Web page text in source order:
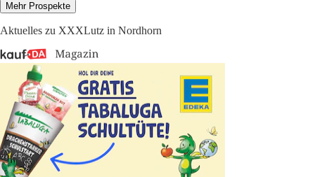
Mehr Prospekte
Aktuelles zu XXXLutz in Nordhorn